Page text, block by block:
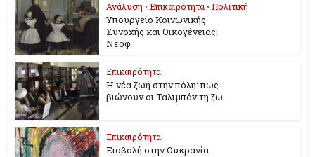
Ανάλυση • Επικαιρότητα • Πολιτική
Υπουργείο Κοινωνικής
Συνοχής και Οικογένειας:
Νεοφ
Επικαιρότητα
Η νέα ζωή στην πόλη: πώς
βιώνουν οι Ταλιμπάν τη ζω
Επικαιρότητα
Εισβολή στην Ουκρανία